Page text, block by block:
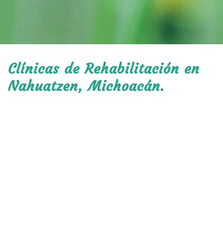
Clínicas de Rehabilitación en
Nahuatzen, Michoacán.